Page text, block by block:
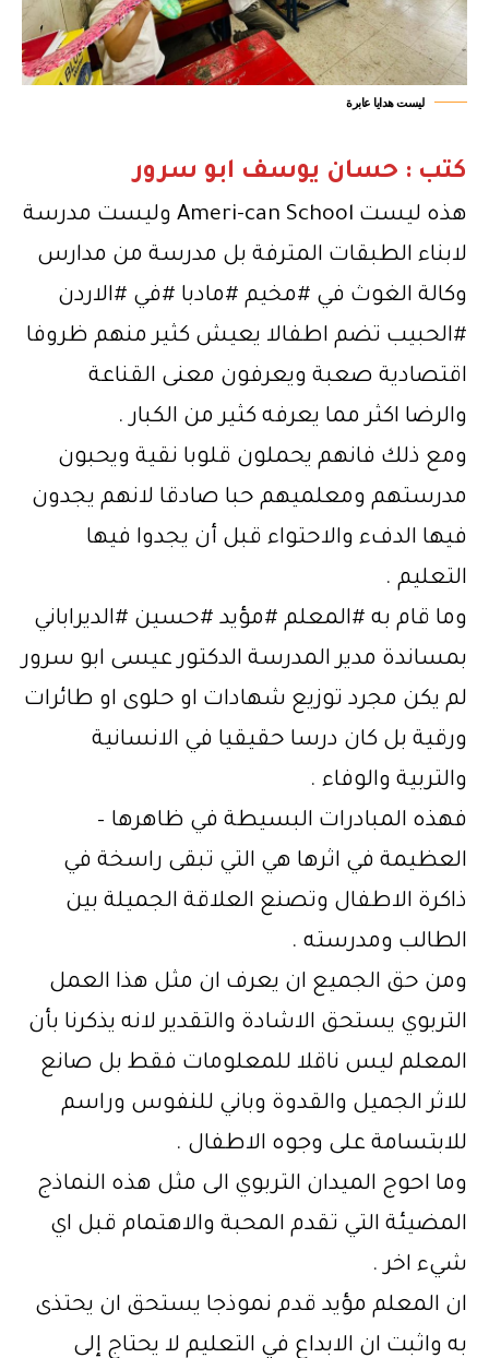
ليست هدايا عابرة
كتب : حسان يوسف ابو سرور
هذه ليست Ameri-can School وليست مدرسة
لابناء الطبقات المترفة بل مدرسة من مدارس
وكالة الغوث في #مخيم #مادبا #في #الاردن
#الحبيب تضم اطفالا يعيش كثير منهم ظروفا
اقتصادية صعبة ويعرفون معنى القناعة
والرضا اكثر مما يعرفه كثير من الكبار .
ومع ذلك فانهم يحملون قلوبا نقية ويحبون
مدرستهم ومعلميهم حبا صادقا لانهم يجدون
فيها الدفء والاحتواء قبل أن يجدوا فيها
التعليم .
وما قام به #المعلم #مؤيد #حسين #الديراباني
بمساندة مدير المدرسة الدكتور عيسى ابو سرور
لم يكن مجرد توزيع شهادات او حلوى او طائرات
ورقية بل كان درسا حقيقيا في الانسانية
والتربية والوفاء .
فهذه المبادرات البسيطة في ظاهرها –
العظيمة في اثرها هي التي تبقى راسخة في
ذاكرة الاطفال وتصنع العلاقة الجميلة بين
الطالب ومدرسته .
ومن حق الجميع ان يعرف ان مثل هذا العمل
التربوي يستحق الاشادة والتقدير لانه يذكرنا بأن
المعلم ليس ناقلا للمعلومات فقط بل صانع
للاثر الجميل والقدوة وباني للنفوس وراسم
للابتسامة على وجوه الاطفال .
وما احوج الميدان التربوي الى مثل هذه النماذج
المضيئة التي تقدم المحبة والاهتمام قبل اي
شيء اخر .
ان المعلم مؤيد قدم نموذجا يستحق ان يحتذى
به واثبت ان الابداع في التعليم لا يحتاج إلى